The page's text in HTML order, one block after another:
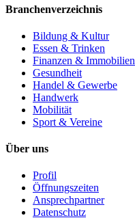
Branchenverzeichnis
Bildung & Kultur
Essen & Trinken
Finanzen & Immobilien
Gesundheit
Handel & Gewerbe
Handwerk
Mobilität
Sport & Vereine
Über uns
Profil
Öffnungszeiten
Ansprechpartner
Datenschutz